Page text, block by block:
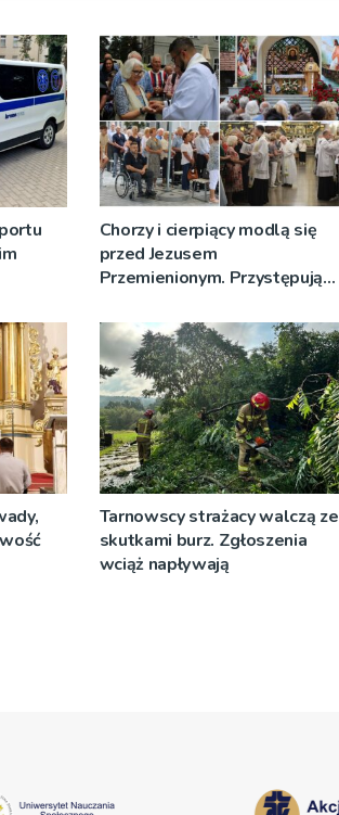
Chorzy i cierpiący modlą się
przed Jezusem
Przemienionym. Przystępują
[ZDJĘCIA]
Tarnowscy strażacy walczą ze
skutkami burz. Zgłoszenia
wciąż napływają